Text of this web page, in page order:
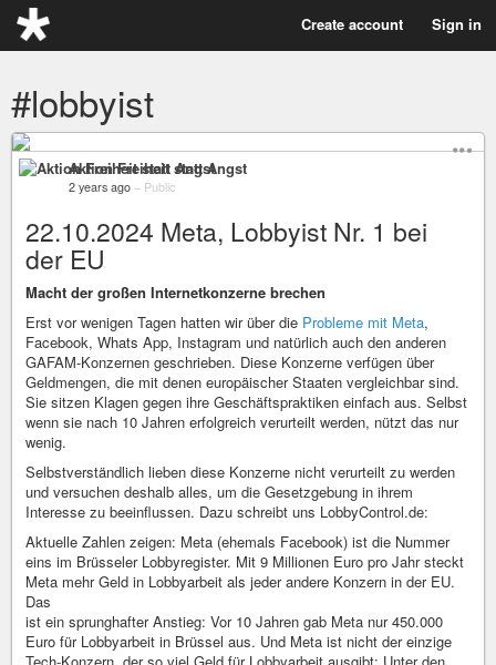
Create account Sign in
#lobbyist
Aktion Freiheit statt Angst
2 years ago – Public
22.10.2024 Meta, Lobbyist Nr. 1 bei
der EU
Macht der großen Internetkonzerne brechen
Erst vor wenigen Tagen hatten wir über die Probleme mit Meta,
Facebook, Whats App, Instagram und natürlich auch den anderen
GAFAM-Konzernen geschrieben. Diese Konzerne verfügen über
Geldmengen, die mit denen europäischer Staaten vergleichbar sind.
Sie sitzen Klagen gegen ihre Geschäftspraktiken einfach aus. Selbst
wenn sie nach 10 Jahren erfolgreich verurteilt werden, nützt das nur
wenig.
Selbstverständlich lieben diese Konzerne nicht verurteilt zu werden
und versuchen deshalb alles, um die Gesetzgebung in ihrem
Interesse zu beeinflussen. Dazu schreibt uns LobbyControl.de:
Aktuelle Zahlen zeigen: Meta (ehemals Facebook) ist die Nummer
eins im Brüsseler Lobbyregister. Mit 9 Millionen Euro pro Jahr steckt
Meta mehr Geld in Lobbyarbeit als jeder andere Konzern in der EU.
Das
ist ein sprunghafter Anstieg: Vor 10 Jahren gab Meta nur 450.000
Euro für Lobbyarbeit in Brüssel aus. Und Meta ist nicht der einzige